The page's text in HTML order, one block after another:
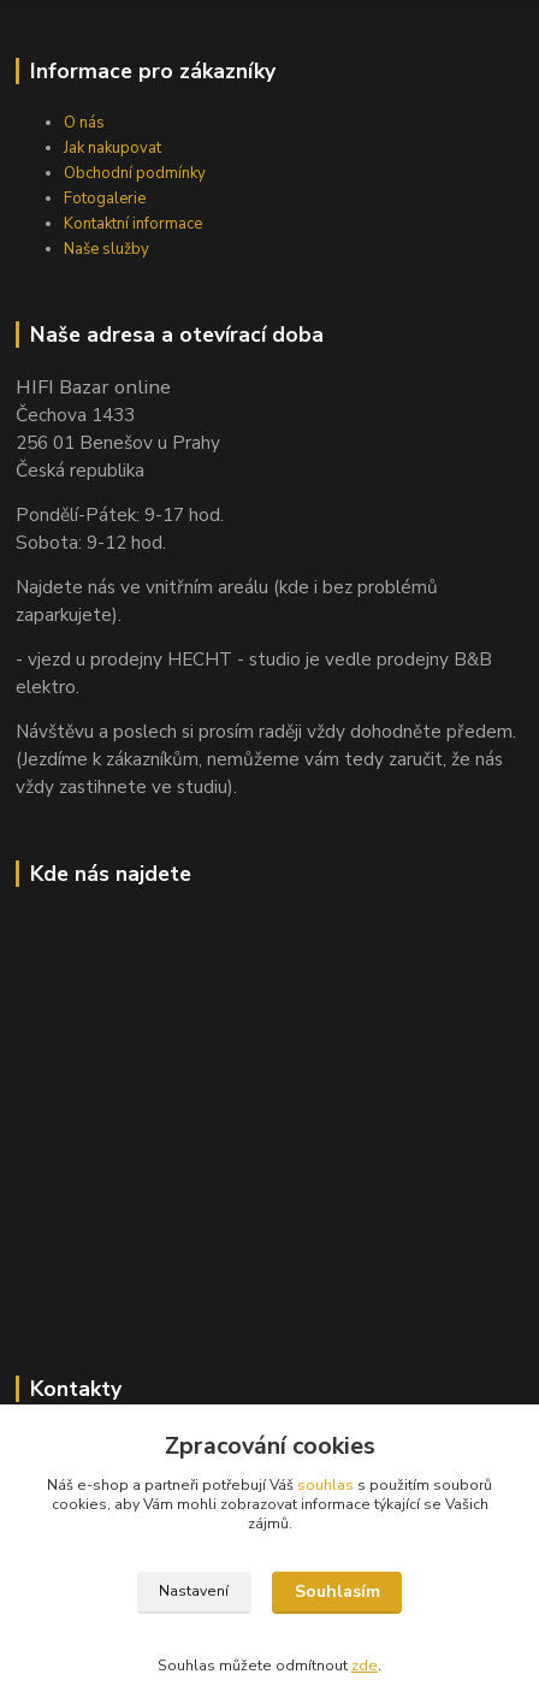
Informace pro zákazníky
O nás
Jak nakupovat
Obchodní podmínky
Fotogalerie
Kontaktní informace
Naše služby
Naše adresa a otevírací doba
HIFI Bazar online
Čechova 1433
256 01 Benešov u Prahy
Česká republika
Pondělí-Pátek: 9-17 hod.
Sobota: 9-12 hod.
Najdete nás ve vnitřním areálu (kde i bez problémů
zaparkujete).
- vjezd u prodejny HECHT - studio je vedle prodejny B&B
elektro.
Návštěvu a poslech si prosím raději vždy dohodněte předem.
(Jezdíme k zákazníkům, nemůžeme vám tedy zaručit, že nás
vždy zastihnete ve studiu).
Kde nás najdete
Kontakty
+420 603 824 940
info@hifibazar.online
Zpracování cookies
Náš e-shop a partneři potřebují Váš souhlas s použitím souborů
cookies, aby Vám mohli zobrazovat informace týkající se Vašich
zájmů.
Nastavení Souhlasím
Souhlas můžete odmítnout zde.